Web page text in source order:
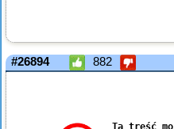
#26894 882